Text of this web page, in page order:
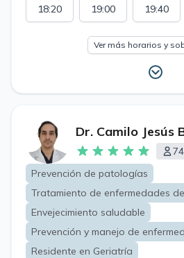
18:20 19:00 19:40
Ver más horarios y
Dr. Camilo Jesús
Prevención de patologías
Tratamiento de enfermedades
Envejecimiento saludable
Prevención y manejo de
Residente en Geriatría